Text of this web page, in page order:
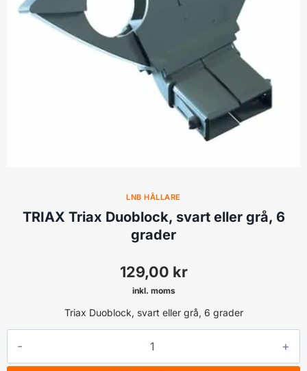
LNB HÅLLARE
TRIAX Triax Duoblock, svart eller grå, 6
grader
129,00 kr
inkl. moms
Triax Duoblock, svart eller grå, 6 grader